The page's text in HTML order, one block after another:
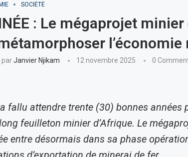
SOCIÉTÉ
: Le mégaprojet
l’économie
parJanvier Njikam 12 novembre 2025 0
fallu attendre trente (30) bonnes années
feuilleton minier d’Afrique. Le
entre désormais dans sa phase